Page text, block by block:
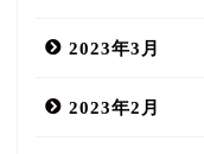
2023年3月
2023年2月